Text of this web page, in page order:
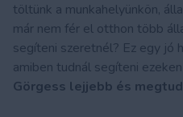
töltünk a munkahelyünkön,
már nem fér el otthon több
segíteni szeretnél? Ez egy jó
amiben tudnál segíteni
Görgess lejjebb és